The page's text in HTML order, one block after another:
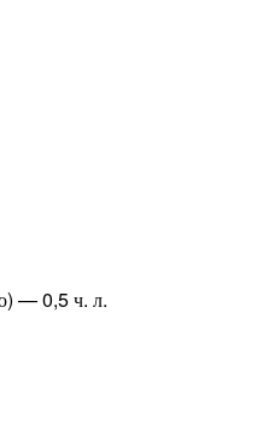
— 0,5 ч. л.